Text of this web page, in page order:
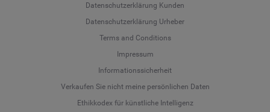
Datenschutzerklärung Kunden
Datenschutzerklärung Urheber
Terms and Conditions
Impressum
Informationssicherheit
Verkaufen Sie nicht meine persönlichen Daten
Ethikkodex für künstliche Intelligenz
Deutsch